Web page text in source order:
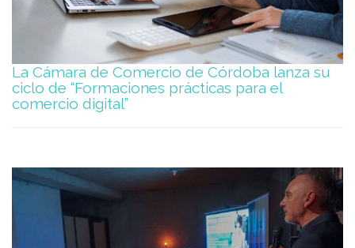
La Cámara de Comercio de Córdoba lanza su
ciclo de “Formaciones prácticas para el
comercio digital”